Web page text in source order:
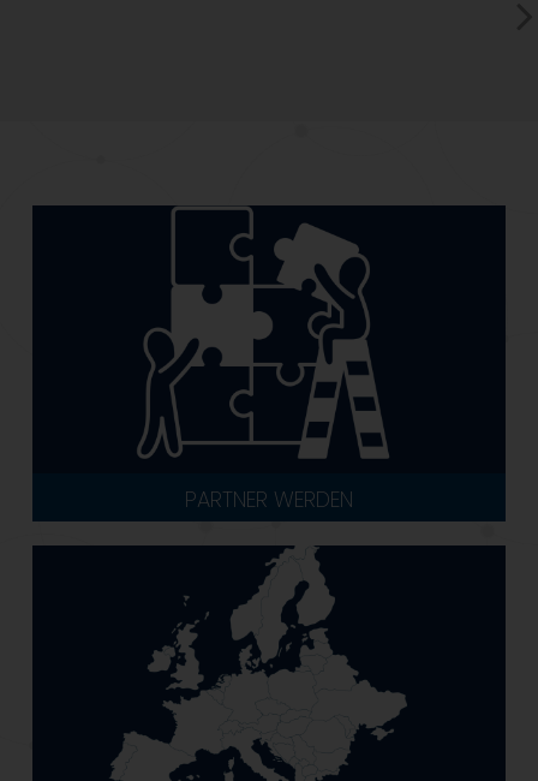
PARTNER WERDEN